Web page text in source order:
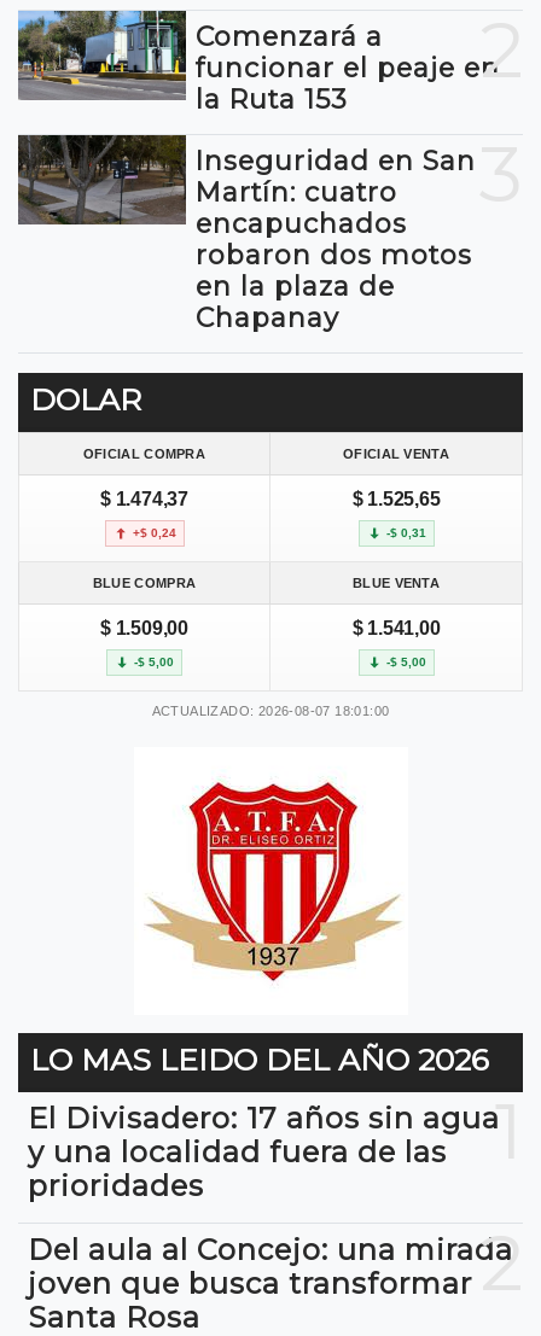
2
Comenzará a
funcionar el peaje en
la Ruta 153
Inseguridad en San
Martín: cuatro
encapuchados
robaron dos motos
en la plaza de
Chapanay
DOLAR
OFICIAL COMPRA OFICIAL VENTA
$ 1.474,37
+$ 0,24
$ 1.525,65
-$ 0,31
BLUE COMPRA BLUE VENTA
$ 1.509,00
-$ 5,00
$ 1.541,00
-$ 5,00
ACTUALIZADO: 2026-08-07 18:01:00
LO MAS LEIDO DEL AÑO 2026
1
El Divisadero: 17 años sin agua
y una localidad fuera de las
prioridades
2
Del aula al Concejo: una mirada
joven que busca transformar
Santa Rosa